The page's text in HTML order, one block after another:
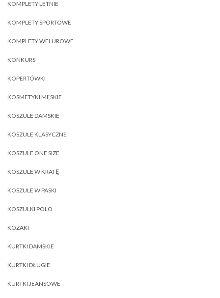
KOMPLETY LETNIE
KOMPLETY SPORTOWE
KOMPLETY WELUROWE
KONKURS
KOPERTÓWKI
KOSMETYKI MĘSKIE
KOSZULE DAMSKIE
KOSZULE KLASYCZNE
KOSZULE ONE SIZE
KOSZULE W KRATĘ
KOSZULE W PASKI
KOSZULKI POLO
KOZAKI
KURTKI DAMSKIE
KURTKI DŁUGIE
KURTKI JEANSOWE